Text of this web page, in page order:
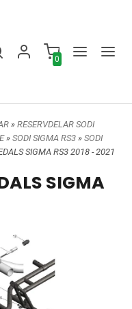
0
» RESERVDELAR SODI
» SODI SIGMA RS3 » SODI
SIGMA RS3 2018 - 2021
SIGMA